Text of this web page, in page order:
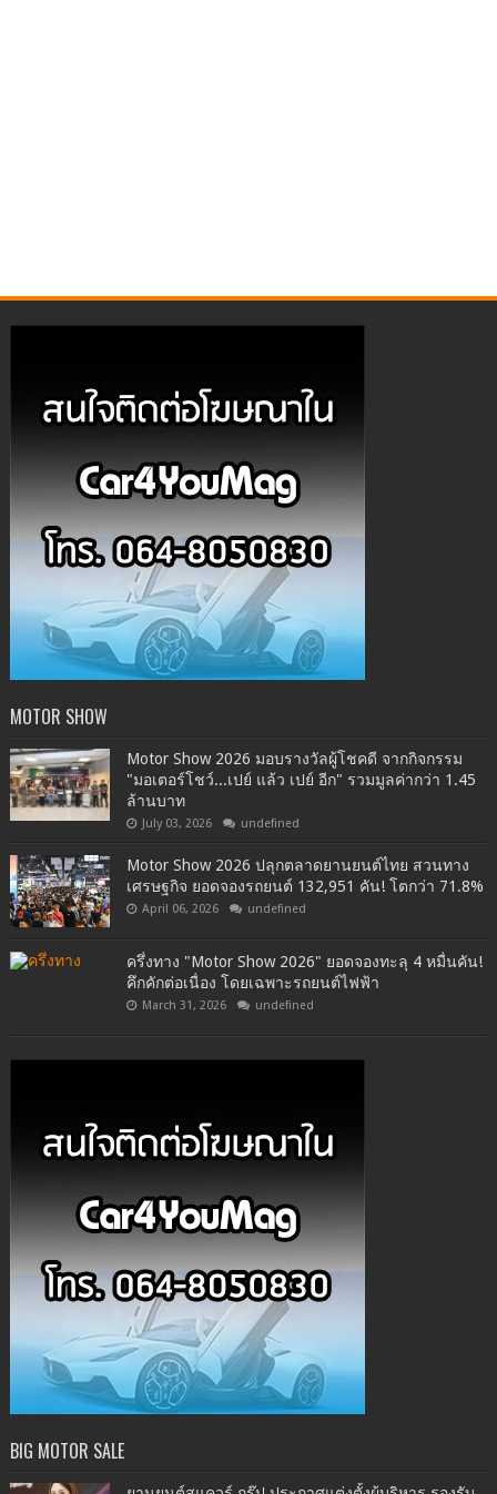
MOTOR SHOW
Motor Show 2026 มอบรางวัลผู้โชคดี จากกิจกรรม
"มอเตอร์โชว์...เปย์ แล้ว เปย์ อีก" รวมมูลค่ากว่า 1.45
ล้านบาท
July 03, 2026 undefined
Motor Show 2026 ปลุกตลาดยานยนต์ไทย สวนทาง
เศรษฐกิจ ยอดจองรถยนต์ 132,951 คัน! โตกว่า 71.8%
April 06, 2026 undefined
ครึ่งทาง "Motor Show 2026" ยอดจองทะลุ 4 หมื่นคัน!
คึกคักต่อเนื่อง โดยเฉพาะรถยนต์ไฟฟ้า
March 31, 2026 undefined
BIG MOTOR SALE